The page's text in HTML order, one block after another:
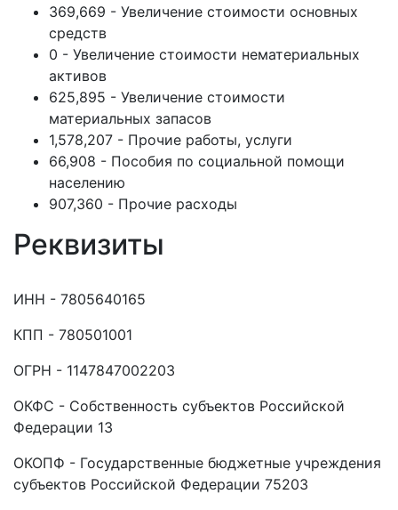
369,669 - Увеличение стоимости основных
средств
0 - Увеличение стоимости нематериальных
активов
625,895 - Увеличение стоимости
материальных запасов
1,578,207 - Прочие работы, услуги
66,908 - Пособия по социальной помощи
населению
907,360 - Прочие расходы
Реквизиты
ИНН - 7805640165
КПП - 780501001
ОГРН - 1147847002203
ОКФС - Собственность субъектов Российской
Федерации 13
ОКОПФ - Государственные бюджетные учреждения
субъектов Российской Федерации 75203